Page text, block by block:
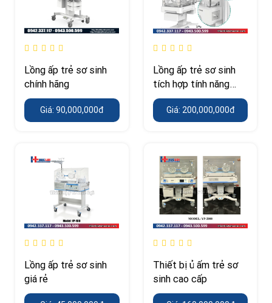
Lồng ấp trẻ sơ sinh
chính hãng
Giá: 90,000,000đ
Lồng ấp trẻ sơ sinh
tích hợp tính năng
theo dõi sức khỏe
Giá: 200,000,000đ
Lồng ấp trẻ sơ sinh
giá rẻ
Thiết bị ủ ấm trẻ sơ
sinh cao cấp